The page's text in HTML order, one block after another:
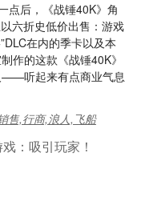
点后，《战锤40K》角
六折史低价出售：游戏
在内的季卡以及本
作的这款《战锤40K》
——听起来有点商业气息
售,行商,浪人,飞船